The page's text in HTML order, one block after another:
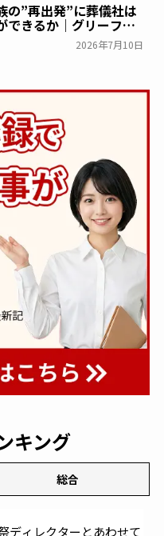
の”再出発”に葬儀社は
できるか｜グリーフケ
から読み解く故人との向
2026年7月10日
キング
総合
ディレクターとあわせて